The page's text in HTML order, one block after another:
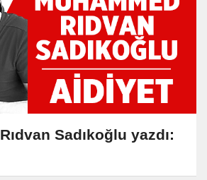
Sadıkoğlu yazdı: